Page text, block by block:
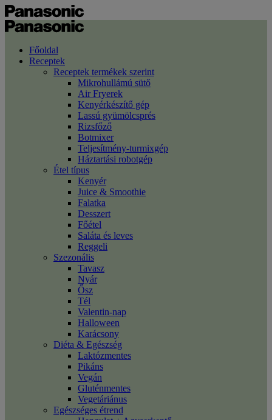
Főoldal
Receptek
Receptek termékek szerint
Mikrohullámú sütő
Air Fryerek
Kenyérkészítő gép
Lassú gyümölcsprés
Rizsfőző
Botmixer
Teljesítmény-turmixgép
Háztartási robotgép
Étel típus
Kenyér
Juice & Smoothie
Falatka
Desszert
Főétel
Saláta és leves
Reggeli
Szezonális
Tavasz
Nyár
Ősz
Tél
Valentin-nap
Halloween
Karácsony
Diéta & Egészség
Laktózmentes
Pikáns
Vegán
Gluténmentes
Vegetáriánus
Egészséges étrend